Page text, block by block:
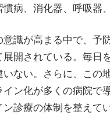
病、消化器、呼吸器
識が高まる中で、予
展開されている。毎日
いない。さらに、この
ン化が多くの病院で
ン診療の体制を整えて